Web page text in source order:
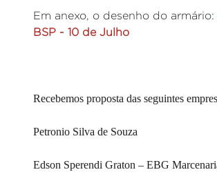
Em anexo, o desenho do armário:
BSP - 10 de Julho
Recebemos proposta das seguintes
Petronio Silva de Souza
Edson Sperendi Graton – EBG